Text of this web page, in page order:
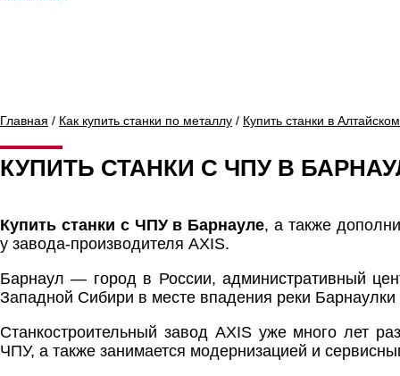
Главная / Как купить станки по металлу / Купить станки в
КУПИТЬ СТАНКИ С ЧПУ В
Купить станки с ЧПУ в Барнауле, а также
у завода-производителя AXIS.
Барнаул — город в России, административный
Западной Сибири в месте впадения реки
Станкостроительный завод AXIS уже много лет
ЧПУ, а также занимается модернизацией и